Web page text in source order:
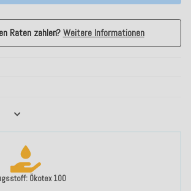
Ökotex 100
Raten zahlen?Weitere Informationen